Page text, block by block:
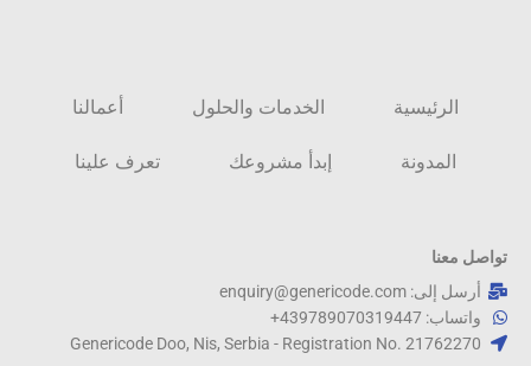
الرئيسية الخدمات والحلول أعمالنا
المدونة إبدأ مشروعك تعرف علينا
تواصل معنا
أرسل إلى: enquiry@genericode.com
واتساب: 439789070319447+
Genericode Doo, Nis, Serbia - Registration No. 21762270​